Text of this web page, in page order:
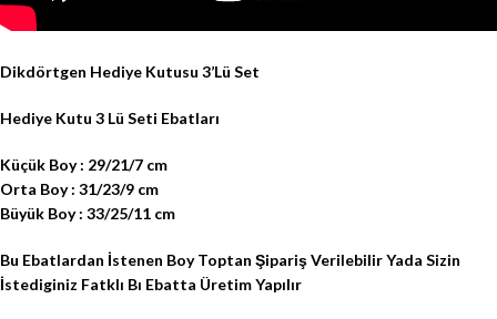
Dikdörtgen Hediye Kutusu 3’Lü Set
Hediye Kutu 3 Lü Seti Ebatları
Küçük Boy : 29/21/7 cm
Orta Boy : 31/23/9 cm
Büyük Boy : 33/25/11 cm
Bu Ebatlardan İstenen Boy Toptan Şipariş Verilebilir Yada Sizin
İstediginiz Fatklı Bı Ebatta Üretim Yapılır